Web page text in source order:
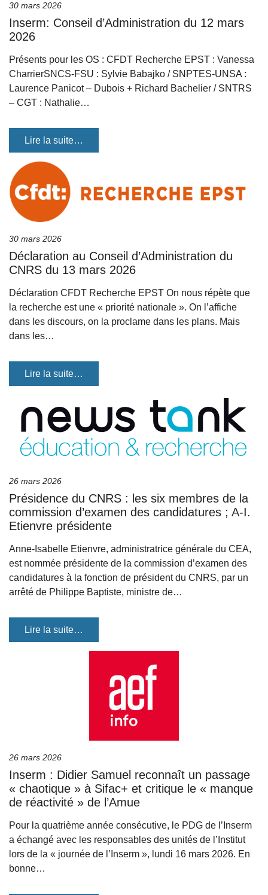
30 mars 2026
Inserm: Conseil d’Administration du 12 mars
2026
Présents pour les OS : CFDT Recherche EPST : Vanessa
CharrierSNCS-FSU : Sylvie Babajko / SNPTES-UNSA :
Laurence Panicot – Dubois + Richard Bachelier / SNTRS
– CGT : Nathalie…
Lire la suite…
30 mars 2026
Déclaration au Conseil d’Administration du
CNRS du 13 mars 2026
Déclaration CFDT Recherche EPST On nous répète que
la recherche est une « priorité nationale ». On l’affiche
dans les discours, on la proclame dans les plans. Mais
dans les…
Lire la suite…
26 mars 2026
Présidence du CNRS : les six membres de la
commission d’examen des candidatures ; A-I.
Etienvre présidente
Anne-Isabelle Etienvre, administratrice générale du CEA,
est nommée présidente de la commission d’examen des
candidatures à la fonction de président du CNRS, par un
arrêté de Philippe Baptiste, ministre de…
Lire la suite…
26 mars 2026
Inserm : Didier Samuel reconnaît un passage
« chaotique » à Sifac+ et critique le « manque
de réactivité » de l’Amue
Pour la quatrième année consécutive, le PDG de l’Inserm
a échangé avec les responsables des unités de l’Institut
lors de la « journée de l’Inserm », lundi 16 mars 2026. En
bonne…